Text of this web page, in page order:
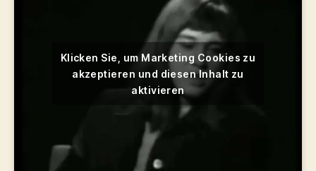
Klicken Sie, um Marketing Cookies zu
akzeptieren und diesen Inhalt zu
aktivieren